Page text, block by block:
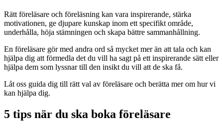
Rätt föreläsare och föreläsning kan vara inspirerande, stärka
motivationen, ge djupare kunskap inom ett specifikt område,
underhålla, höja stämningen och skapa bättre sammanhållning.
En föreläsare gör med andra ord så mycket mer än att tala och kan
hjälpa dig att förmedla det du vill ha sagt på ett inspirerande sätt eller
hjälpa dem som lyssnar till den insikt du vill att de ska få.
Låt oss guida dig till rätt val av föreläsare och berätta mer om hur vi
kan hjälpa dig.
5 tips när du ska boka föreläsare